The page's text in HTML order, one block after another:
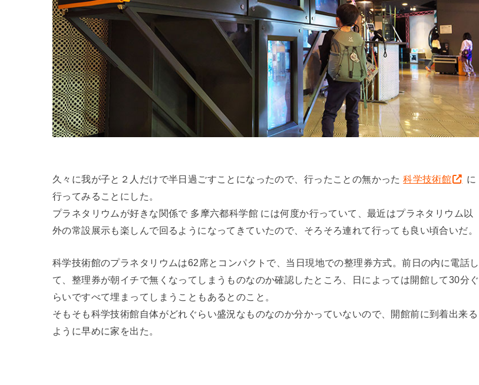
久々に我が子と２人だけで半日過ごすことになったので、行ったことの無かった科学技術館
に
行ってみることにした。
プラネタリウムが好きな関係で 多摩六都科学館 には何度か行っていて、最近はプラネタリウム以
外の常設展示も楽しんで回るようになってきていたので、そろそろ連れて行っても良い頃合いだ。
科学技術館のプラネタリウムは62席とコンパクトで、当日現地での整理券方式。前日の内に電話し
て、整理券が朝イチで無くなってしまうものなのか確認したところ、日によっては開館して30分ぐ
らいですべて埋まってしまうこともあるとのこと。
そもそも科学技術館自体がどれぐらい盛況なものなのか分かっていないので、開館前に到着出来る
ように早めに家を出た。